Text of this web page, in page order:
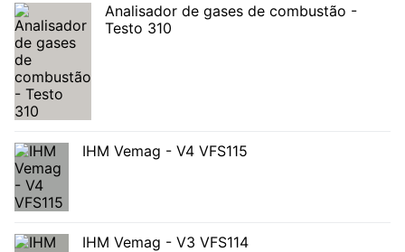
Analisador de gases de combustão -
Testo 310
IHM Vemag - V4 VFS115
IHM Vemag - V3 VFS114